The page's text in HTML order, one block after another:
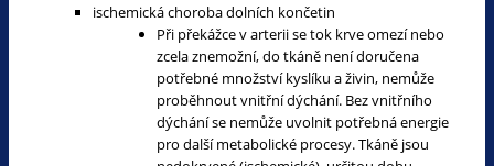
ischemická choroba dolních končetin
Při překážce v arterii se tok krve omezí nebo
zcela znemožní, do tkáně není doručena
potřebné množství kyslíku a živin, nemůže
proběhnout vnitřní dýchání. Bez vnitřního
dýchání se nemůže uvolnit potřebná energie
pro další metabolické procesy. Tkáně jsou